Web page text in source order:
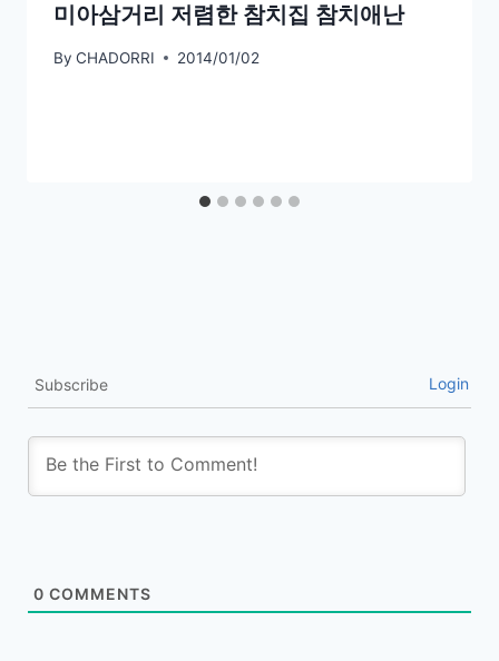
미아삼거리 저렴한 참치집 참치애난
By CHADORRI 2014/01/02
Subscribe Login
0 COMMENTS